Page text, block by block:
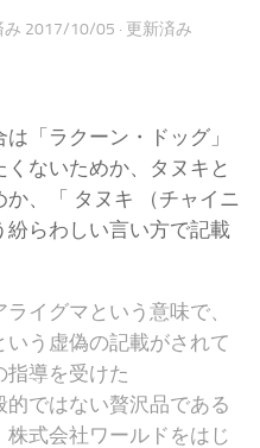
み 2017/10/05 · 更新済み
「ラクーン・ドッグ」
ないためか、タヌキと
、「 タヌキ （チャイニ
らわしい言い方で記載
イグマという意味で、
う虚偽の記載がされて
指導を受けた
ではない贅沢品である
式会社ワールドをはじ